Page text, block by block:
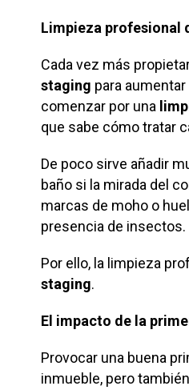
Limpieza profesional
Cada vez más
staging para
comenzar por una
que sabe cómo tratar
De poco sirve añadir
baño si la mirada del
marcas de moho o
presencia de insectos.
Por ello, la limpieza
staging.
El impacto de la
Provocar una buena
inmueble, pero